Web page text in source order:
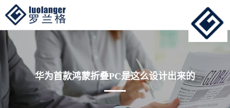
华为首款鸿蒙折叠PC是这么设计出来的